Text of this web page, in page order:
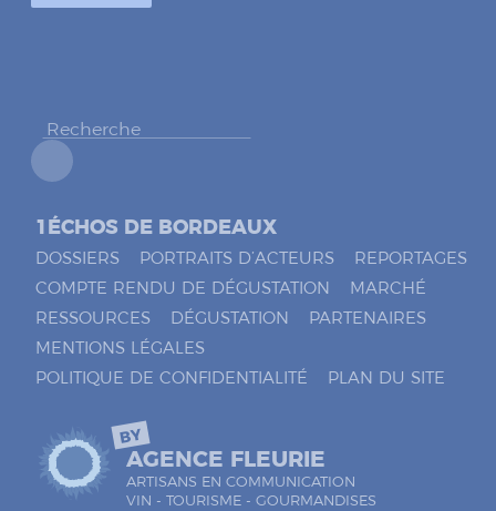
1ÉCHOS DE BORDEAUX
DOSSIERS PORTRAITS D’ACTEURS
REPORTAGES
COMPTE RENDU DE DÉGUSTATION
MARCHÉ
RESSOURCES
DÉGUSTATION
PARTENAIRES
MENTIONS LÉGALES
POLITIQUE DE CONFIDENTIALITÉ
PLAN DU SITE
BY
AGENCE FLEURIE
ARTISANS EN COMMUNICATION
VIN - TOURISME - GOURMANDISES